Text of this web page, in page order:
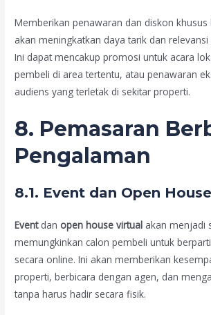
Memberikan penawaran dan diskon khusus
akan meningkatkan daya tarik dan
Ini dapat mencakup promosi untuk acara
pembeli di area tertentu, atau penawaran
audiens yang terletak di sekitar properti.
8. Pemasaran
Pengalaman
8.1. Event dan Open
Eventdanopen house virtual akan menjadi
memungkinkan calon pembeli untuk
secara online. Ini akan memberikan
properti, berbicara dengan agen, dan
tanpa harus hadir secara fisik.